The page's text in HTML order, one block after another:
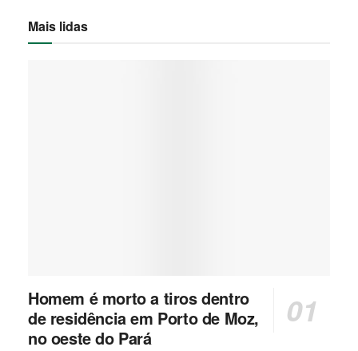
Mais lidas
Homem é morto a tiros dentro
de residência em Porto de Moz,
no oeste do Pará